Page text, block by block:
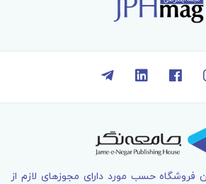
فروشگاه حسب مورد دارای مجوزهای لازم از